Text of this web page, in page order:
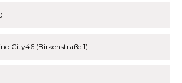
City46 (Birkenstraße 1)